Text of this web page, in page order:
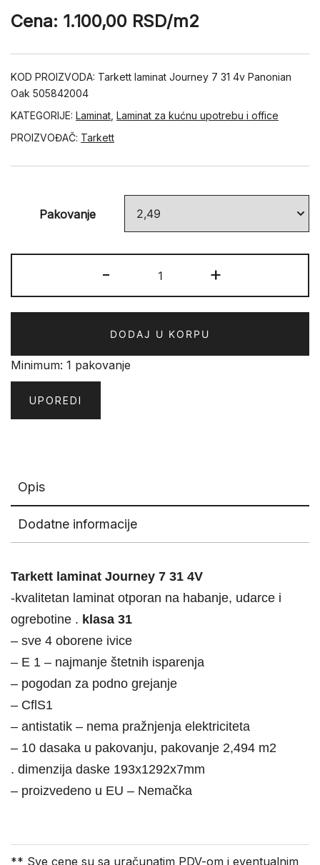
Cena: 1.100,00 RSD/m2
KOD PROIZVODA: Tarkett laminat Journey 7 31 4v Panonian
Oak 505842004
KATEGORIJE: Laminat Laminat za kućnu upotrebu i office
PROIZVOĐAČ: Tarkett
Pakovanje
-
JOURNEY
7
4V
Panonian
+
DODAJ U KORPU
Minimum: 1 pakovanje
UPOREDI
Opis
Dodatne informacije
Tarkett laminat Journey 7 31 4V
-kvalitetan laminat otporan na habanje, udarce i
ogrebotine . klasa 31
– sve 4 oborene ivice
– E 1 – najmanje štetnih isparenja
– pogodan za podno grejanje
– CflS1
– antistatik – nema pražnjenja elektriciteta
– 10 dasaka u pakovanju, pakovanje 2,494 m2
. dimenzija daske 193x1292x7mm
– proizvedeno u EU – Nemačka
** Sve cene su sa uračunatim PDV-om i eventualnim